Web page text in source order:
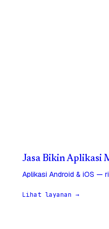
Jasa Bikin Aplikasi
Aplikasi Android & iOS —
Lihat layanan →